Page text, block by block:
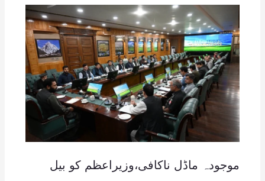
موجودہ ماڈل ناکافی،وزیراعظم کو بیل